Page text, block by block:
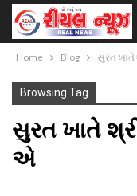
Home Blog સુરત ખાતે
Browsing Tag
સુરત ખાતે
એ